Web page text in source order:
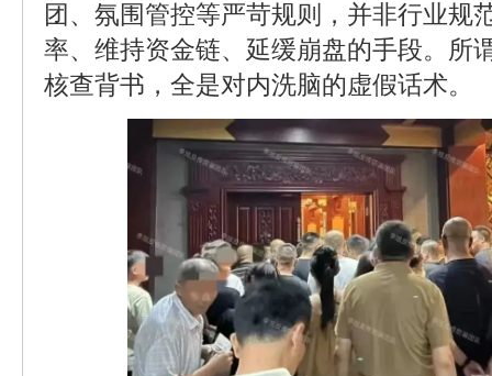
团、氛围管控等严苛规则，并非行业规
率、维持资金链、延缓崩盘的手段。所
核查背书，全是对内洗脑的虚假话术。